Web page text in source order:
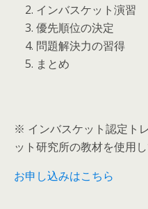
2. インバスケット演習
3. 優先順位の決定
4. 問題解決力の習得
5. まとめ
※ インバスケット認定ト
ット研究所の教材を使用
お申し込みはこちら